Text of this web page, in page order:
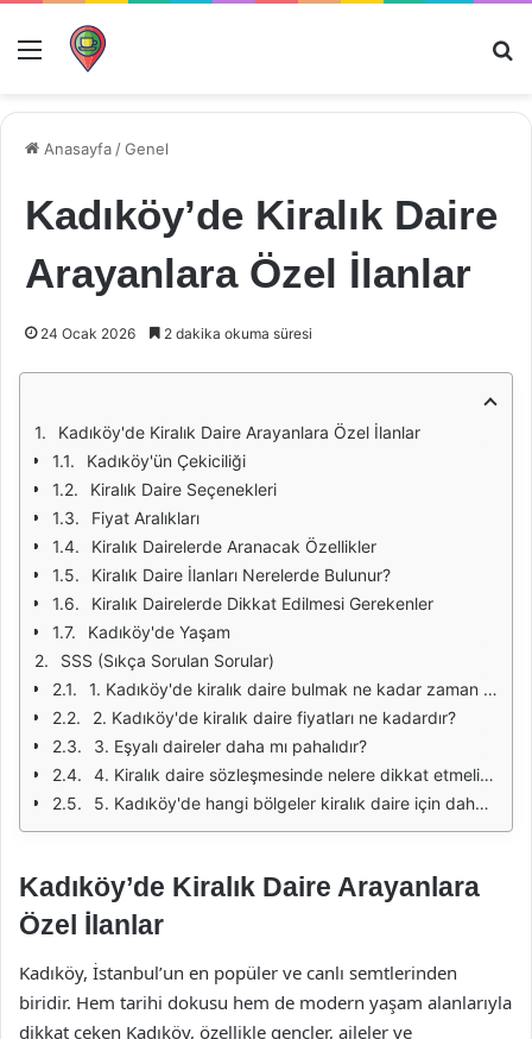
Menü
Anasayfa /Genel
Kadıköy’de Kiralık Daire
Arayanlara Özel İlanlar
24 Ocak 2026 2 dakika okuma süresi
Kadıköy'de Kiralık Daire Arayanlara Özel İlanlar
Kadıköy'ün Çekiciliği
Kiralık Daire Seçenekleri
Fiyat Aralıkları
Kiralık Dairelerde Aranacak Özellikler
Kiralık Daire İlanları Nerelerde Bulunur?
Kiralık Dairelerde Dikkat Edilmesi Gerekenler
Kadıköy'de Yaşam
SSS (Sıkça Sorulan Sorular)
1. Kadıköy'de kiralık daire bulmak ne kadar zaman alır?
2. Kadıköy'de kiralık daire fiyatları ne kadardır?
3. Eşyalı daireler daha mı pahalıdır?
4. Kiralık daire sözleşmesinde nelere dikkat etmeliyim?
5. Kadıköy'de hangi bölgeler kiralık daire için daha uygun?
Kadıköy’de Kiralık Daire Arayanlara
Özel İlanlar
Kadıköy, İstanbul’un en popüler ve canlı semtlerinden
biridir. Hem tarihi dokusu hem de modern yaşam alanlarıyla
dikkat çeken Kadıköy, özellikle gençler, aileler ve